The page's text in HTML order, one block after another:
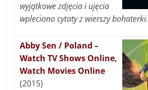
wyjątkowe zdjęcia i ujęcia
wpleciono cytaty z wierszy bohaterki.
Abby Sen / Poland –
Watch TV Shows Online,
Watch Movies Online
(2015)